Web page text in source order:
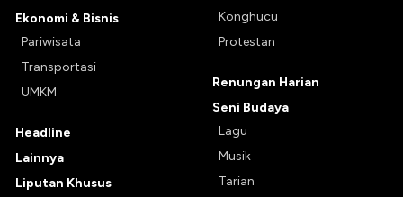
Ekonomi & Bisnis
Pariwisata
Transportasi
UMKM
Headline
Lainnya
Liputan Khusus
Konghucu
Protestan
Renungan Harian
Seni Budaya
Lagu
Musik
Tarian